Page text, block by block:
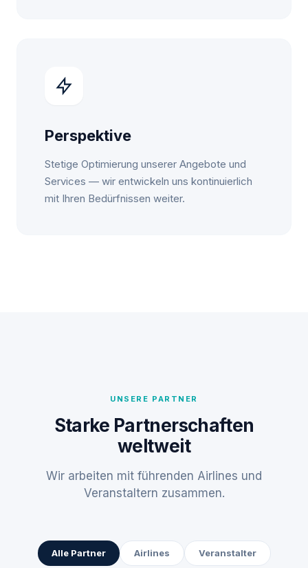
Perspektive
Stetige Optimierung unserer Angebote und
Services — wir entwickeln uns kontinuierlich
mit Ihren Bedürfnissen weiter.
UNSERE PARTNER
Starke Partnerschaften
weltweit
Wir arbeiten mit führenden Airlines und
Veranstaltern zusammen.
Alle Partner Airlines Veranstalter